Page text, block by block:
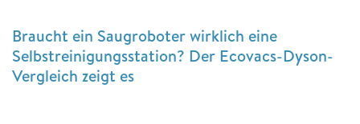
Braucht ein Saugroboter wirklich eine
Selbstreinigungsstation? Der Ecovacs-Dyson-
Vergleich zeigt es